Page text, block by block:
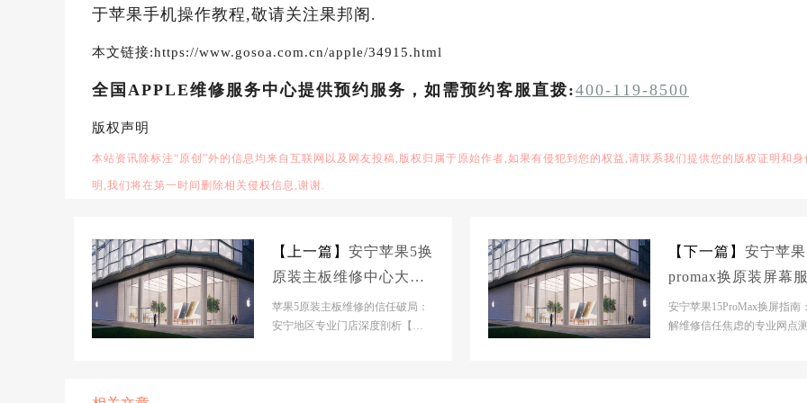
于苹果手机操作教程,敬请关注果邦阁.
本文链接:https://www.gosoa.com.cn/apple/34915.html
全国APPLE维修服务中心提供预约服务，如需预约客服直拨:400-119-8500
版权声明
本站资讯除标注“原创”外的信息均来自互联网以及网友投稿,版权归属于原始作者,如果有侵犯到您的权益,请联系我们提供您的版权证明和身
明,我们将在第一时间删除相关侵权信息,谢谢.
【上一篇】 安宁苹果5换
原装主板维修中心大概
多少钱
苹果5原装主板维修的信任破局：
安宁地区专业门店深度剖析【安
【下一篇】 安宁苹
promax换原装屏幕
网点大概多少钱
安宁苹果15ProMax换屏指南
解维修信任焦虑的专业网点